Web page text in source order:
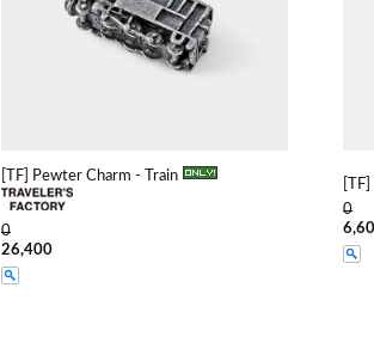
[TF] Pewter Charm - Train
0
26,400
0